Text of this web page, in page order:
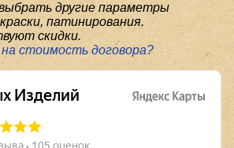
другие параметры
патинирования.
скидки.
стоимость договора?